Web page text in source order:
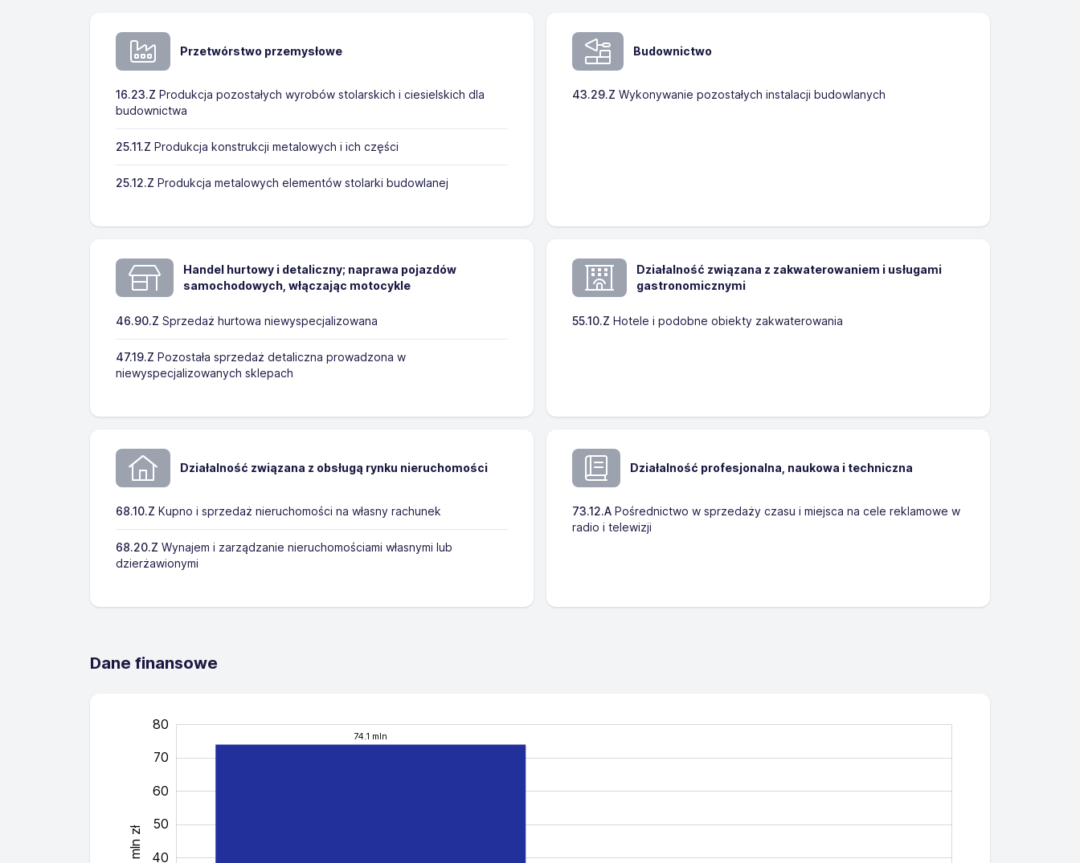
Przetwórstwo przemysłowe
16.23.Z Produkcja pozostałych wyrobów stolarskich i ciesielskich dla
budownictwa
25.11.Z Produkcja konstrukcji metalowych i ich części
25.12.Z Produkcja metalowych elementów stolarki budowlanej
Budownictwo
43.29.Z Wykonywanie pozostałych instalacji budowlanych
Handel hurtowy i detaliczny; naprawa pojazdów
samochodowych, włączając motocykle
46.90.Z Sprzedaż hurtowa niewyspecjalizowana
47.19.Z Pozostała sprzedaż detaliczna prowadzona w
niewyspecjalizowanych sklepach
Działalność związana z zakwaterowaniem i usługami
gastronomicznymi
55.10.Z Hotele i podobne obiekty zakwaterowania
Działalność związana z obsługą rynku nieruchomości
68.10.Z Kupno i sprzedaż nieruchomości na własny rachunek
68.20.Z Wynajem i zarządzanie nieruchomościami własnymi lub
dzierżawionymi
Działalność profesjonalna, naukowa i techniczna
73.12.A Pośrednictwo w sprzedaży czasu i miejsca na cele reklamowe w
radio i telewizji
Dane finansowe
74.1 mln
mln zł 40
50
60
70
80